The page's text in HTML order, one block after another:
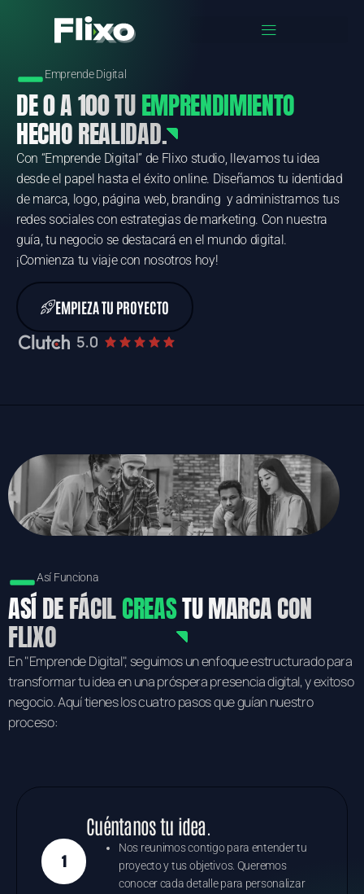
Emprende Digital
DE 0 A 100 TUEMPRENDIMIENTO
HECHO REALIDAD.
Con “Emprende Digital” de Flixo studio, llevamos tu idea
desde el papel hasta el éxito online. Diseñamos tu identidad
de marca, logo, página web, branding y administramos tus
redes sociales con estrategias de marketing. Con nuestra
guía, tu negocio se destacará en el mundo digital.
¡Comienza tu viaje con nosotros hoy!
EMPIEZA TU PROYECTO
Así Funciona
ASÍ DE FÁCILCREASTU MARCA CON ​
FLIXO
En "Emprende Digital", seguimos un enfoque estructurado para
transformar tu idea en una próspera presencia digital, y exitoso
negocio. Aquí tienes los cuatro pasos que guían nuestro
proceso:
1
Cuéntanos tu idea.
Nos reunimos contigo para entender tu
proyecto y tus objetivos. Queremos
conocer cada detalle para personalizar